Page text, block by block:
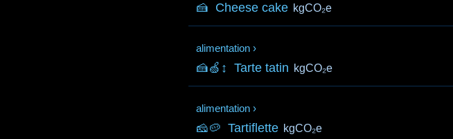
🍰 Cheese cake kgCO₂e
alimentation ›
🍰🍏↕️ Tarte tatin kgCO₂e
alimentation ›
🧀🥔 Tartiflette kgCO₂e